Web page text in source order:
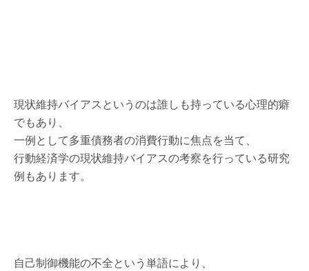
現状維持バイアスというのは誰しも持っている心理的癖
でもあり、
一例として多重債務者の消費行動に焦点を当て、
行動経済学の現状維持バイアスの考察を行っている研究
例もあります。
自己制御機能の不全という単語により、